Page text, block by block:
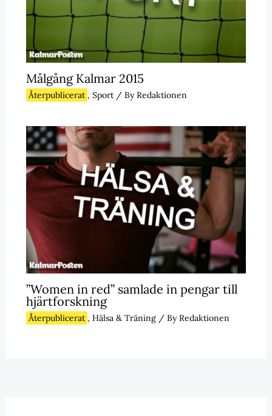
Målgång Kalmar 2015
Återpublicerat , Sport/ ByRedaktionen
”Women in red” samlade in pengar till
hjärtforskning
Återpublicerat , Hälsa & Träning/ ByRedaktionen